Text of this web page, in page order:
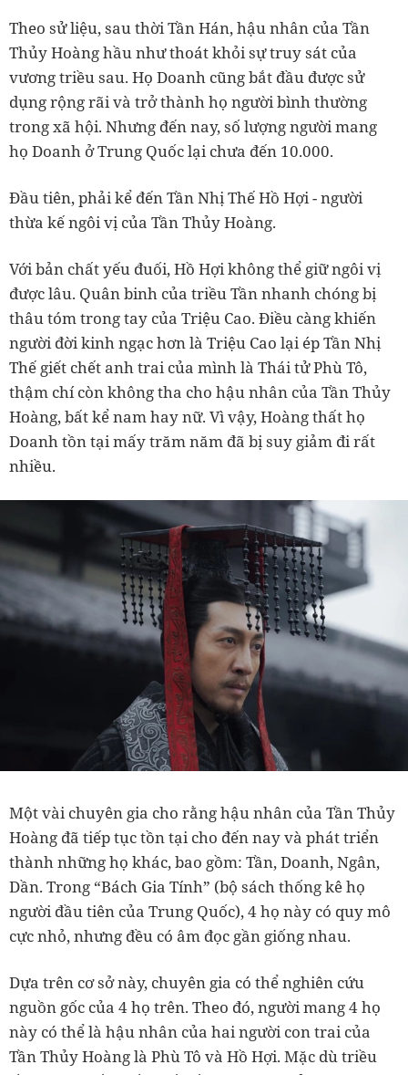
Theo sử liệu, sau thời Tần Hán, hậu nhân của Tần
Thủy Hoàng hầu như thoát khỏi sự truy sát của
vương triều sau. Họ Doanh cũng bắt đầu được sử
dụng rộng rãi và trở thành họ người bình thường
trong xã hội. Nhưng đến nay, số lượng người mang
họ Doanh ở Trung Quốc lại chưa đến 10.000.
Đầu tiên, phải kể đến Tần Nhị Thế Hồ Hợi - người
thừa kế ngôi vị của Tần Thủy Hoàng.
Với bản chất yếu đuối, Hồ Hợi không thể giữ ngôi vị
được lâu. Quân binh của triều Tần nhanh chóng bị
thâu tóm trong tay của Triệu Cao. Điều càng khiến
người đời kinh ngạc hơn là Triệu Cao lại ép Tần Nhị
Thế giết chết anh trai của mình là Thái tử Phù Tô,
thậm chí còn không tha cho hậu nhân của Tần Thủy
Hoàng, bất kể nam hay nữ. Vì vậy, Hoàng thất họ
Doanh tồn tại mấy trăm năm đã bị suy giảm đi rất
nhiều.
Một vài chuyên gia cho rằng hậu nhân của Tần Thủy
Hoàng đã tiếp tục tồn tại cho đến nay và phát triển
thành những họ khác, bao gồm: Tần, Doanh, Ngân,
Dần. Trong “Bách Gia Tính” (bộ sách thống kê họ
người đầu tiên của Trung Quốc), 4 họ này có quy mô
cực nhỏ, nhưng đều có âm đọc gần giống nhau.
Dựa trên cơ sở này, chuyên gia có thể nghiên cứu
nguồn gốc của 4 họ trên. Theo đó, người mang 4 họ
này có thể là hậu nhân của hai người con trai của
Tần Thủy Hoàng là Phù Tô và Hồ Hợi. Mặc dù triều